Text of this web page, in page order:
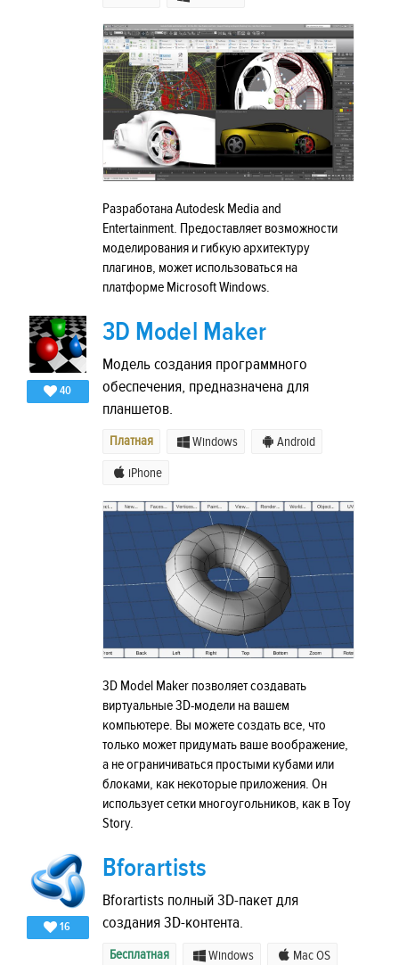
Разработана Autodesk Media and
Entertainment. Предоставляет возможности
моделирования и гибкую архитектуру
плагинов, может использоваться на
платформе Microsoft Windows.
40
3D Model Maker
Модель создания программного
обеспечения, предназначена для
планшетов.
Платная Windows Android
iPhone
3D Model Maker позволяет создавать
виртуальные 3D-модели на вашем
компьютере. Вы можете создать все, что
только может придумать ваше воображение,
а не ограничиваться простыми кубами или
блоками, как некоторые приложения. Он
использует сетки многоугольников, как в Toy
Story.
16
Bforartists
Bforartists полный 3D-пакет для
создания 3D-контента.
Бесплатная Windows Mac OS